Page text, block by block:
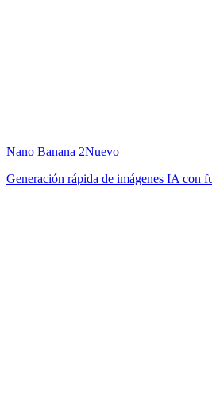
Nano Banana 2Nuevo
Generación rápida de imágenes IA con